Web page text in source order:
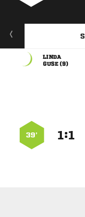

 
:
39’